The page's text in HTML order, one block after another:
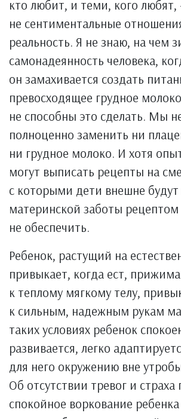
кто любит, и теми, кого любят,
не сентиментальные
реальность. Я не знаю, на чем
самонадеянность человека,
он замахивается создать
превосходящее грудное
не способны это сделать. Мы
полноценно заменить ни
ни грудное молоко. И хотя
могут выписать рецепты на
с которыми дети внешне будут
материнской заботы рецептом
не обеспечить.
Ребенок, растущий на
привыкает, когда ест,
к теплому мягкому телу,
к сильным, надежным рукам
таких условиях ребенок
развивается, легко
для него окружению вне
Об отсутствии тревог и страха
спокойное воркование